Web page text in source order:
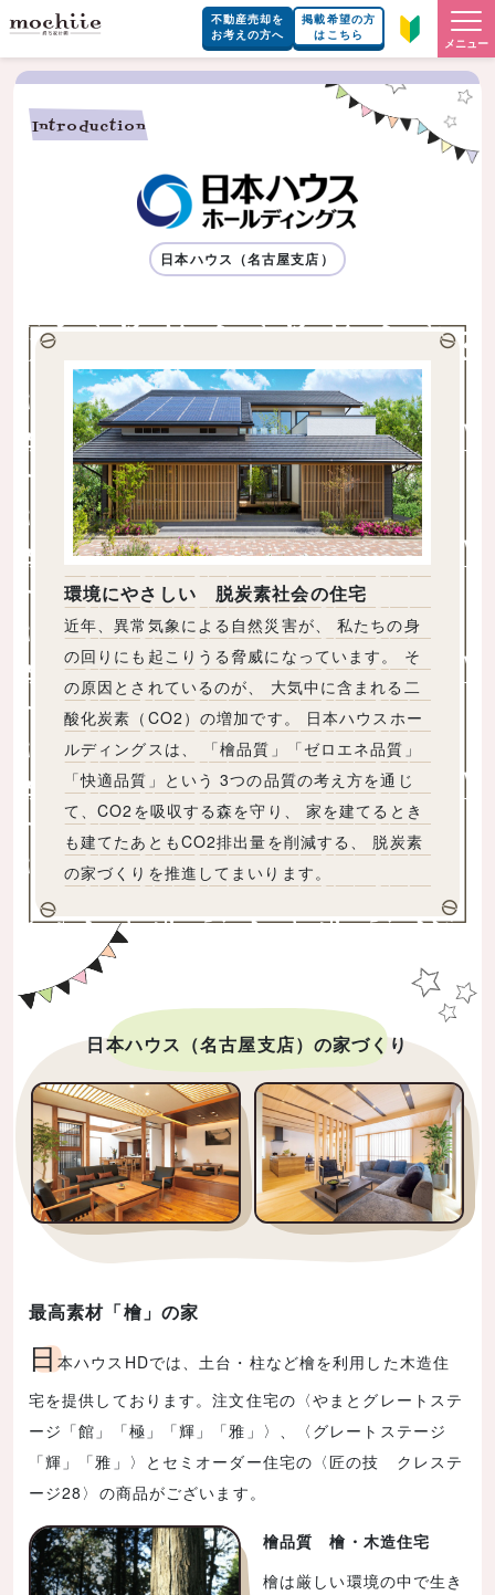
不動産売却を
お考えの方へ
掲載希望の方
はこちら
メニュー
Introduction
日本ハウス（名古屋支店）
環境にやさしい 脱炭素社会の住宅
近年、異常気象による自然災害が、 私たちの身
の回りにも起こりうる脅威になっています。 そ
の原因とされているのが、 大気中に含まれる二
酸化炭素（CO2）の増加です。 日本ハウスホー
ルディングスは、 「檜品質」「ゼロエネ品質」
「快適品質」という 3つの品質の考え方を通じ
て、CO2を吸収する森を守り、 家を建てるとき
も建てたあともCO2排出量を削減する、 脱炭素
の家づくりを推進してまいります。
日本ハウス（名古屋支店）の家づくり
最高素材「檜」の家
日本ハウスHDでは、土台・柱など檜を利用した木造住
宅を提供しております。注文住宅の〈やまとグレートステ
ージ「館」「極」「輝」「雅」〉、〈グレートステージ
「輝」「雅」〉とセミオーダー住宅の〈匠の技 クレステ
ージ28〉の商品がございます。
檜品質 檜・木造住宅
檜は厳しい環境の中で生き